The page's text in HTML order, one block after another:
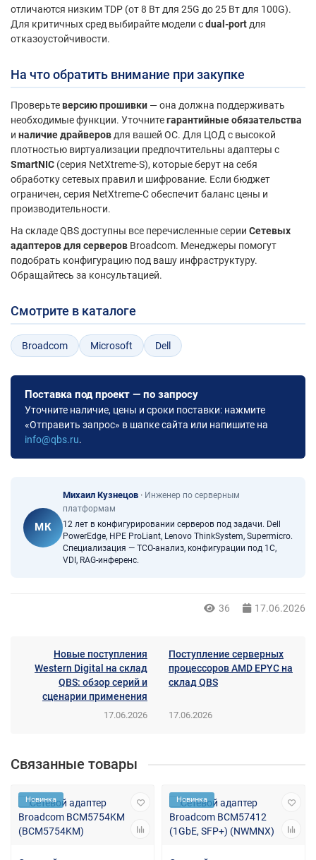
отличаются низким TDP (от 8 Вт для 25G до 25 Вт для 100G).
Для критичных сред выбирайте модели сdual-portдля
отказоустойчивости.
На что обратить внимание при закупке
Проверьте версию прошивки — она должна поддерживать
необходимые функции. Уточнитегарантийные обязательства
и наличие драйверовдля вашей ОС. Для ЦОД с высокой
плотностью виртуализации предпочтительны адаптеры с
SmartNIC (серия NetXtreme-S), которые берут на себя
обработку сетевых правил и шифрование. Если бюджет
ограничен, серия NetXtreme-C обеспечит баланс цены и
производительности.
На складе QBS доступны все перечисленные серии Сетевых
адаптеров для серверов Broadcom. Менеджеры помогут
подобрать конфигурацию под вашу инфраструктуру.
Обращайтесь за консультацией.
Смотрите в каталоге
Broadcom Microsoft Dell
Поставка под проект — по запросу
Уточните наличие, цены и сроки поставки: нажмите
«Отправить запрос» в шапке сайта или напишите на
info@qbs.ru.
МК
Михаил Кузнецов · Инженер по серверным
платформам
12 лет в конфигурировании серверов под задачи. Dell
PowerEdge, HPE ProLiant, Lenovo ThinkSystem, Supermicro.
Специализация — TCO-анализ, конфигурации под 1С,
VDI, RAG-инференс.
36 17.06.2026
Новые поступления
Western Digital на склад
QBS: обзор серий и
сценарии применения
17.06.2026
Поступление серверных
процессоров AMD EPYC на
склад QBS
17.06.2026
Связанные товары
Новинка Новинка